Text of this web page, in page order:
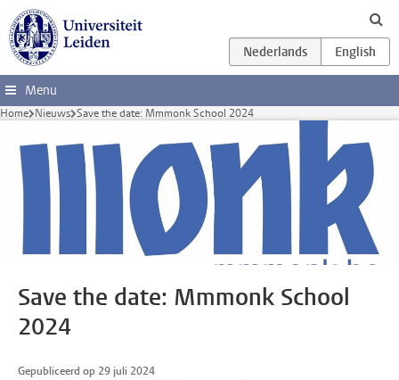
Ga direct naar de inhoud
Menu
Home Nieuws Save the date: Mmmonk School 2024
Save the date: Mmmonk School
2024
Gepubliceerd op 29 juli 2024